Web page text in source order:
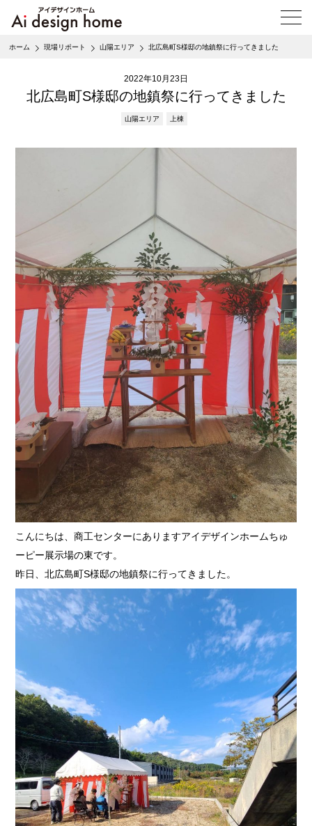
メ
ニ
ー
く
ホーム 現場リポート 山陽エリア 北広島町S様邸の地鎮祭に行ってきました
2022年10月23日
北広島町S様邸の地鎮祭に行ってきました
山陽エリア 上棟
こんにちは、商工センターにありますアイデザインホームちゅ
ーピー展示場の東です。
昨日、北広島町S様邸の地鎮祭に行ってきました。